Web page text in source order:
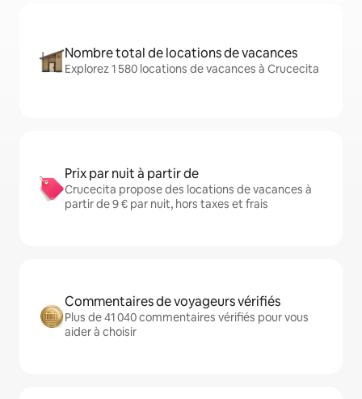
Nombre total de locations de vacances
Explorez 1 580 locations de vacances à Crucecita
Prix par nuit à partir de
Crucecita propose des locations de vacances à
partir de 9 € par nuit, hors taxes et frais
Commentaires de voyageurs vérifiés
Plus de 41 040 commentaires vérifiés pour vous
aider à choisir